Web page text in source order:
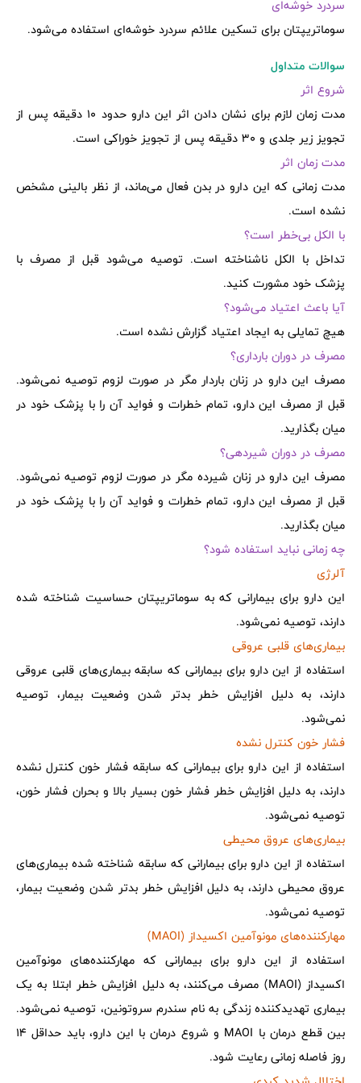
سردرد خوشه‌ای
سوماتریپتان برای تسکین علائم سردرد خوشه‌ای استفاده می‌شود.
سوالات متداول
شروع اثر
مدت زمان لازم برای نشان دادن اثر این دارو حدود 10 دقیقه پس از
تجویز زیر جلدی و 30 دقیقه پس از تجویز خوراکی است.
مدت زمان اثر
مدت زمانی که این دارو در بدن فعال می‌ماند، از نظر بالینی مشخص
نشده است.
با الکل بی‌خطر است؟
تداخل با الکل ناشناخته است. توصیه می‌شود قبل از مصرف با
پزشک خود مشورت کنید.
آیا باعث اعتیاد می‌شود؟
هیچ تمایلی به ایجاد اعتیاد گزارش نشده است.
مصرف در دوران بارداری؟
مصرف این دارو در زنان باردار مگر در صورت لزوم توصیه نمی‌شود.
قبل از مصرف این دارو، تمام خطرات و فواید آن را با پزشک خود در
میان بگذارید.
مصرف در دوران شیردهی؟
مصرف این دارو در زنان شیرده مگر در صورت لزوم توصیه نمی‌شود.
قبل از مصرف این دارو، تمام خطرات و فواید آن را با پزشک خود در
میان بگذارید.
چه زمانی نباید استفاده شود؟
آلرژی
این دارو برای بیمارانی که به سوماتریپتان حساسیت شناخته شده
دارند، توصیه نمی‌شود.
بیماری‌های قلبی عروقی
استفاده از این دارو برای بیمارانی که سابقه بیماری‌های قلبی عروقی
دارند، به دلیل افزایش خطر بدتر شدن وضعیت بیمار، توصیه
نمی‌شود.
فشار خون کنترل نشده
استفاده از این دارو برای بیمارانی که سابقه فشار خون کنترل نشده
دارند، به دلیل افزایش خطر فشار خون بسیار بالا و بحران فشار خون،
توصیه نمی‌شود.
بیماری‌های عروق محیطی
استفاده از این دارو برای بیمارانی که سابقه شناخته شده بیماری‌های
عروق محیطی دارند، به دلیل افزایش خطر بدتر شدن وضعیت بیمار،
توصیه نمی‌شود.
مهارکننده‌های مونوآمین اکسیداز (MAOI)
استفاده از این دارو برای بیمارانی که مهارکننده‌های مونوآمین
اکسیداز (MAOI) مصرف می‌کنند، به دلیل افزایش خطر ابتلا به یک
بیماری تهدیدکننده زندگی به نام سندرم سروتونین، توصیه نمی‌شود.
بین قطع درمان با MAOI و شروع درمان با این دارو، باید حداقل 14
روز فاصله زمانی رعایت شود.